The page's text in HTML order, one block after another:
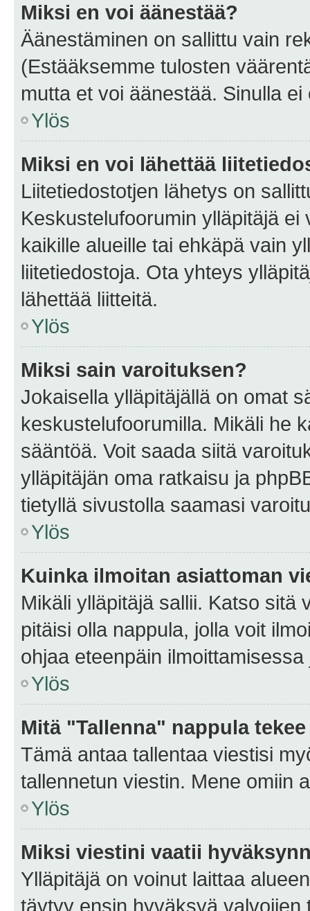
Miksi en voi äänestää?
Äänestäminen on sallittu vain
(Estääksemme tulosten
mutta et voi äänestää. Sinulla
Ylös
Miksi en voi lähettää
Liitetiedostotjen lähetys on
Keskustelufoorumin ylläpitäjä
kaikille alueille tai ehkäpä vain
liitetiedostoja. Ota yhteys
lähettää liitteitä.
Ylös
Miksi sain varoituksen?
Jokaisella ylläpitäjällä on omat
keskustelufoorumilla. Mikäli he
sääntöä. Voit saada siitä
ylläpitäjän oma ratkaisu ja
tietyllä sivustolla saamasi
Ylös
Kuinka ilmoitan asiattoman
Mikäli ylläpitäjä sallii. Katso sitä
pitäisi olla nappula, jolla voit
ohjaa eteenpäin
Ylös
Mitä "Tallenna" nappula
Tämä antaa tallentaa viestisi
tallennetun viestin. Mene omiin
Ylös
Miksi viestini vaatii
Ylläpitäjä on voinut laittaa
täytyy ensin hyväksyä